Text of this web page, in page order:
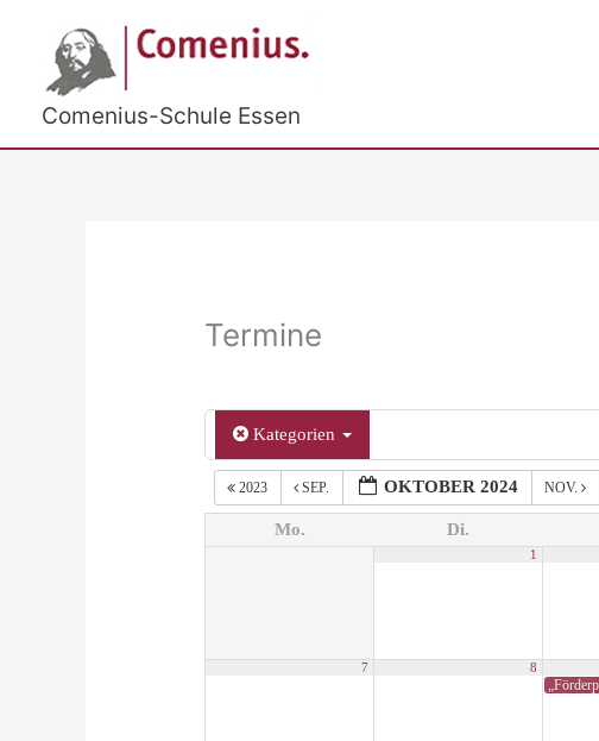
springen
Comenius-Schule Essen
Termine
Kategorien
2023 SEP. OKTOBER 2024 NOV.
Mo. Di.
1
7 8